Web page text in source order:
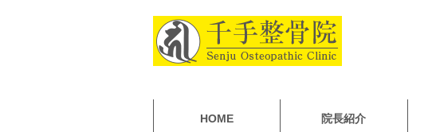
HOME 院長紹介